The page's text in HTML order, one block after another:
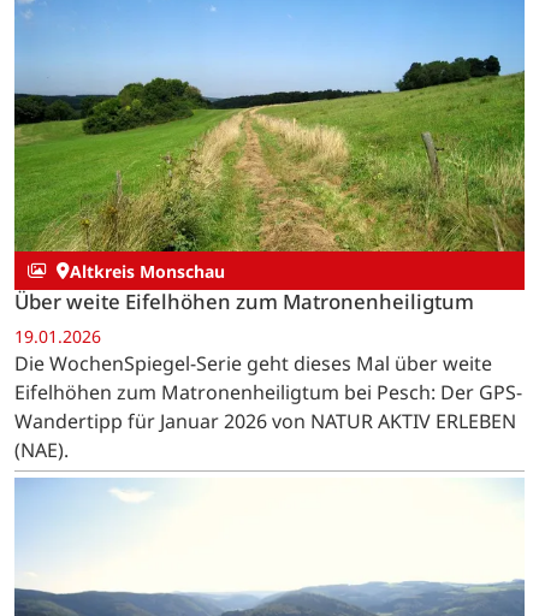
Altkreis Monschau
Über weite Eifelhöhen zum Matronenheiligtum
19.01.2026
Die WochenSpiegel-Serie geht dieses Mal über weite
Eifelhöhen zum Matronenheiligtum bei Pesch: Der GPS-
Wandertipp für Januar 2026 von NATUR AKTIV ERLEBEN
(NAE).